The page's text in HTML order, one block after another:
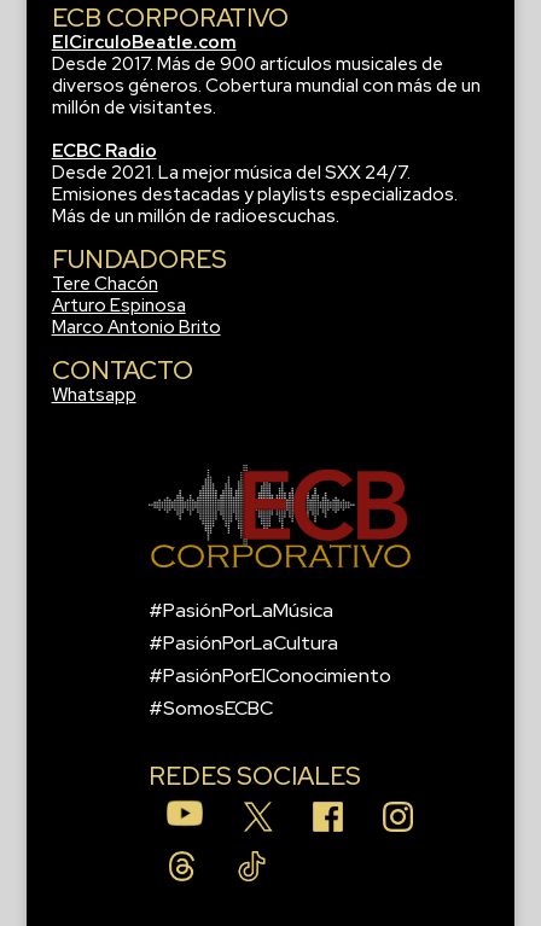
ECB CORPORATIVO
ElCirculoBeatle.com
Desde 2017. Más de 900 artículos musicales de
diversos géneros. Cobertura mundial con más de un
millón de visitantes.
ECBC Radio
Desde 2021. La mejor música del SXX 24/7.
Emisiones destacadas y playlists especializados.
Más de un millón de radioescuchas.
FUNDADORES
Tere Chacón
Arturo Espinosa
Marco Antonio Brito
CONTACTO
Whatsapp
#PasiónPorLaMúsica
#PasiónPorLaCultura
#PasiónPorElConocimiento
#SomosECBC
REDES SOCIALES